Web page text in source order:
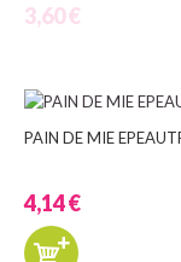
3,60 €
PAIN DE MIE
4,14 €